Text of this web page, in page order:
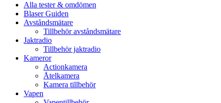
Alla tester & omdömen
Blaser Guiden
Avståndsmätare
Tillbehör avståndsmätare
Jaktradio
Tillbehör jaktradio
Kameror
Actionkamera
Åtelkamera
Kamera tillbehör
Vapen